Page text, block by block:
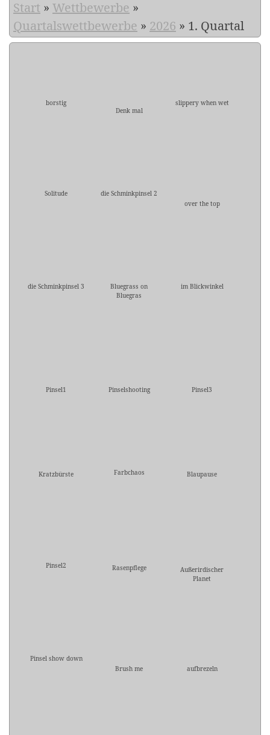
Start » Wettbewerbe »
Quartalswettbewerbe » 2026 » 1. Quartal
borstig
Denk mal
slippery when wet
Solitude
die Schminkpinsel 2
over the top
die Schminkpinsel 3
Bluegrass on
Bluegras
im Blickwinkel
Pinsel1 Pinselshooting Pinsel3
Kratzbürste Farbchaos Blaupause
Pinsel2 Rasenpflege
Außerirdischer
Planet
Pinsel show down
Brush me
aufbrezeln